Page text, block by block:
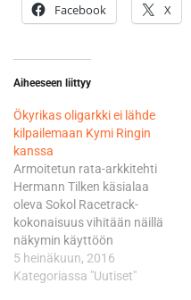
Facebook X
Aiheeseen liittyy
Ökyrikas oligarkki ei lähde
kilpailemaan Kymi Ringin
kanssa
Armoitetun rata-arkkitehti
Hermann Tilken käsialaa
oleva Sokol Racetrack-
kokonaisuus vihitään näillä
näkymin käyttöön
syyskuussa. MotoGP-luokan
hallitseva maailmanmestari
5 heinäkuun, 2016
Kategoriassa "Uutiset"